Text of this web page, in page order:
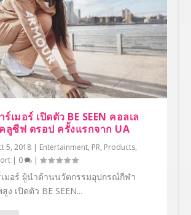
เมอร์ เปิดตัว BE SEEN คอลเล
ลูซีฟ ดรอป ครั้งแรกจาก UA
5, 2018| Entertainment, PR, Products,
| 0 |
เมอร์ ผู้นำด้านนวัตกรรมอุปกรณ์กีฬา
เปิดตัว BE SEEN...